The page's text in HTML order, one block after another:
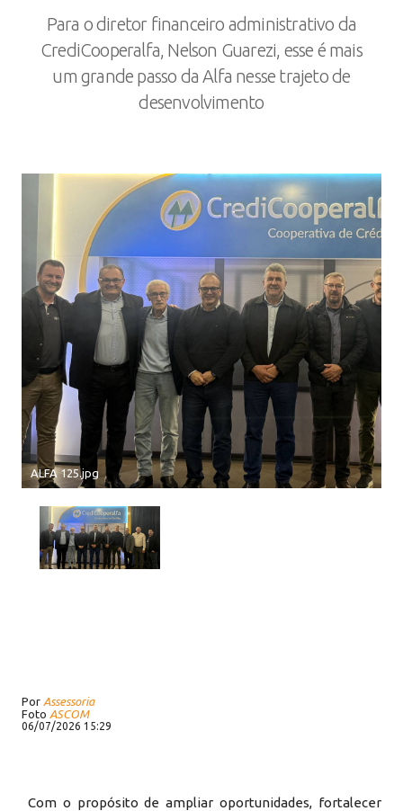
Para o diretor financeiro administrativo da
CrediCooperalfa, Nelson Guarezi, esse é mais
um grande passo da Alfa nesse trajeto de
desenvolvimento
ALFA 125.jpg
Por Assessoria
Foto ASCOM
06/07/2026 15:29
Com o propósito de ampliar oportunidades, fortalecer